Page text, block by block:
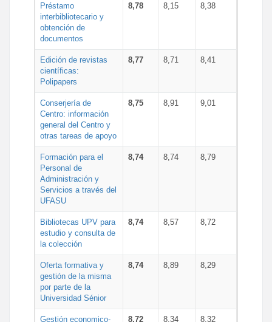
Préstamo
interbibliotecario y
obtención de
documentos
8,78 8,15 8,38
Edición de revistas
científicas:
Polipapers
8,77 8,71 8,41
Conserjería de
Centro: información
general del Centro y
otras tareas de apoyo
8,75 8,91 9,01
Formación para el
Personal de
Administración y
Servicios a través del
UFASU
8,74 8,74 8,79
Bibliotecas UPV para
estudio y consulta de
la colección
8,74 8,57 8,72
Oferta formativa y
gestión de la misma
por parte de la
Universidad Sénior
8,74 8,89 8,29
Gestión economico- 8,72 8,34 8,32